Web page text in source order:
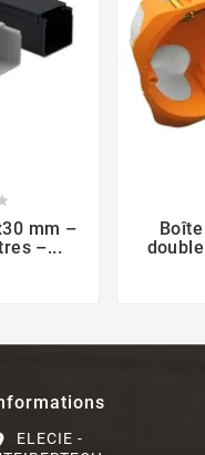
mm –
–...
ELECIE -